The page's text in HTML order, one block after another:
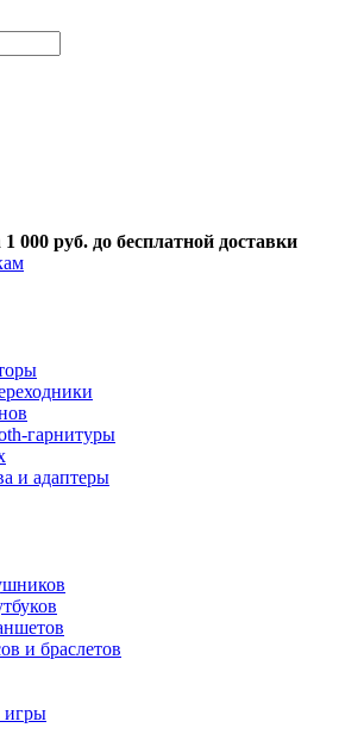
1 000 руб. до бесплатной доставки
гарнитуры
и адаптеры
и браслетов
игры